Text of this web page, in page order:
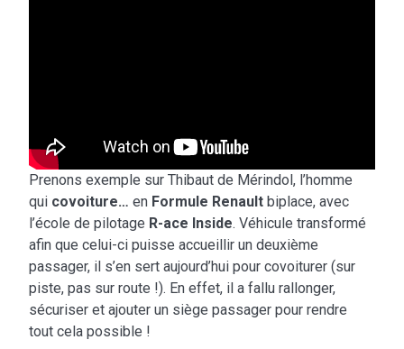
Prenons exemple sur Thibaut de Mérindol, l’homme
qui covoiture…en Formule Renault biplace, avec
l’école de pilotage R-ace Inside. Véhicule transformé
afin que celui-ci puisse accueillir un deuxième
passager, il s’en sert aujourd’hui pour covoiturer (sur
piste, pas sur route !). En effet, il a fallu rallonger,
sécuriser et ajouter un siège passager pour rendre
tout cela possible !